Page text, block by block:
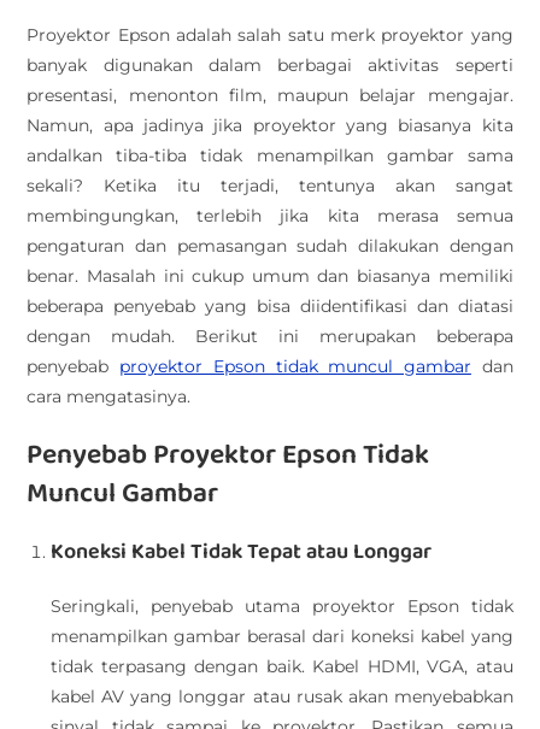
Proyektor Epson adalah salah satu merk proyektor yang
banyak digunakan dalam berbagai aktivitas seperti
presentasi, menonton film, maupun belajar mengajar.
Namun, apa jadinya jika proyektor yang biasanya kita
andalkan tiba-tiba tidak menampilkan gambar sama
sekali? Ketika itu terjadi, tentunya akan sangat
membingungkan, terlebih jika kita merasa semua
pengaturan dan pemasangan sudah dilakukan dengan
benar. Masalah ini cukup umum dan biasanya memiliki
beberapa penyebab yang bisa diidentifikasi dan diatasi
dengan mudah. Berikut ini merupakan beberapa
penyebab proyektor Epson tidak muncul gambar dan
cara mengatasinya.
Penyebab Proyektor Epson Tidak
Muncul Gambar
Koneksi Kabel Tidak Tepat atau Longgar
Seringkali, penyebab utama proyektor Epson tidak
menampilkan gambar berasal dari koneksi kabel yang
tidak terpasang dengan baik. Kabel HDMI, VGA, atau
kabel AV yang longgar atau rusak akan menyebabkan